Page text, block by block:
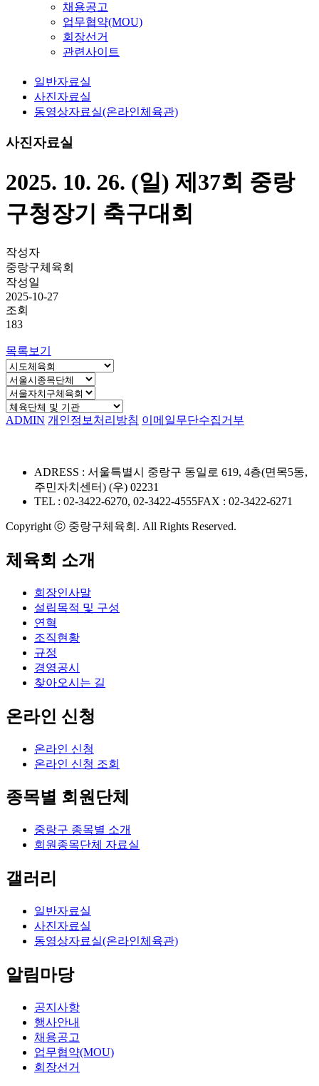
채용공고
업무협약(MOU)
회장선거
관련사이트
일반자료실
사진자료실
동영상자료실(온라인체육관)
사진자료실
2025. 10. 26. (일) 제37회 중랑
구청장기 축구대회
작성자
중랑구체육회
작성일
2025-10-27
조회
183
목록보기
ADMIN 개인정보처리방침 이메일무단수집거부
ADRESS : 서울특별시 중랑구 동일로 619, 4층(면목5동,
주민자치센터) (우) 02231
TEL : 02-3422-6270, 02-3422-4555FAX : 02-3422-6271
Copyright ⓒ 중랑구체육회. All Rights Reserved.
체육회 소개
회장인사말
설립목적 및 구성
연혁
조직현황
규정
경영공시
찾아오시는 길
온라인 신청
온라인 신청
온라인 신청 조회
종목별 회원단체
중랑구 종목별 소개
회원종목단체 자료실
갤러리
일반자료실
사진자료실
동영상자료실(온라인체육관)
알림마당
공지사항
행사안내
채용공고
업무협약(MOU)
회장선거